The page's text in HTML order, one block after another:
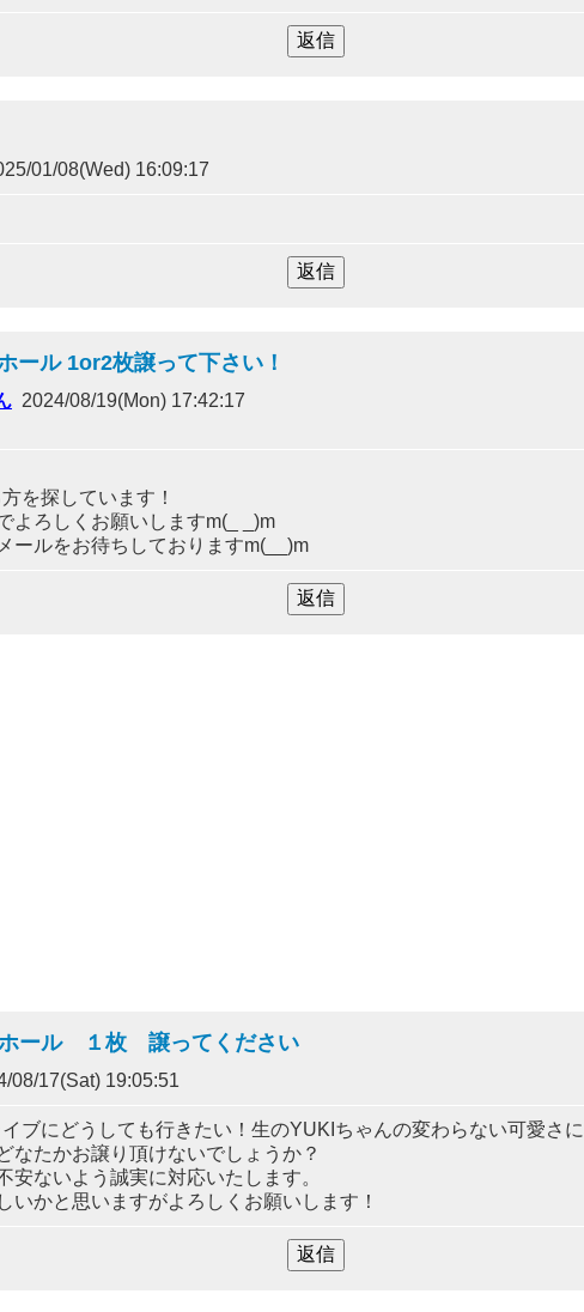
01/08(Wed) 16:09:17
ール 1or2枚譲って下さい！
2024/08/19(Mon) 17:42:17
を探しています！
よろしくお願いしますm(_ _)m
ールをお待ちしておりますm(__)m
ホール １枚 譲ってください
08/17(Sat) 19:05:51
ブにどうしても行きたい！生のYUKIちゃんの変わらない可愛さ
たかお譲り頂けないでしょうか？
安ないよう誠実に対応いたします。
いかと思いますがよろしくお願いします！